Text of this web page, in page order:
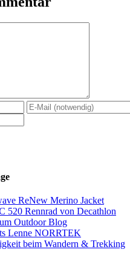
ReNew Merino Jacket
520 Rennrad von Decathlon
Outdoor Blog
Lenne NORRTEK
beim Wandern & Trekking